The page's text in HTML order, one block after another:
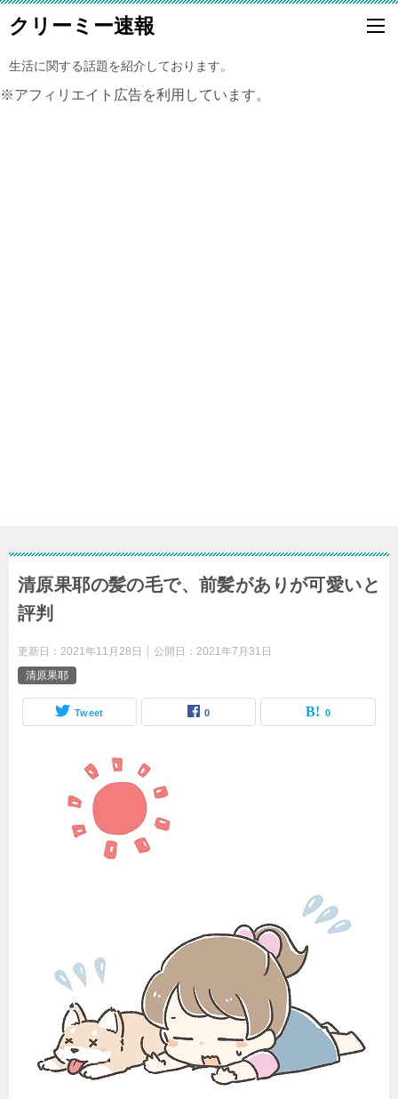
クリーミー速報
生活に関する話題を紹介しております。
※アフィリエイト広告を利用しています。
清原果耶の髪の毛で、前髪がありが可愛いと
評判
更新日： 2021年11月28日 公開日： 2021年7月31日
清原果耶
Tweet 0 0